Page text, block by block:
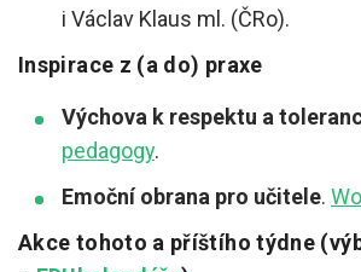
i Václav Klaus ml. (ČRo).
Inspirace z (a do) praxe
Výchova k respektu a
pedagogy.
Emoční obrana pro učitele.
Akce tohoto a příštího týdne